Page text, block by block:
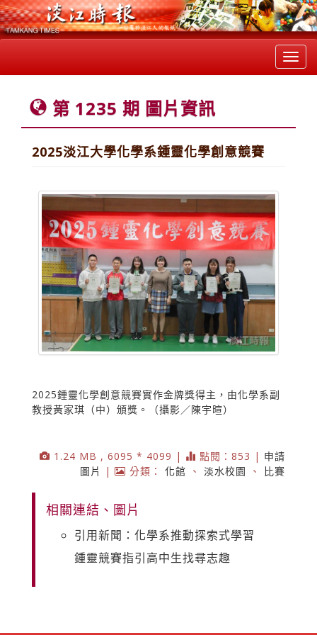
第 1235 期 圖片資訊
2025淡江大學化學系鍾靈化學創意競賽
2025鍾靈化學創意競賽實作金牌獎得主，由化學系副
教授黃家琪（中）頒獎。（攝影／陳宇暄）
1.24 MB , 6095 * 4099 | 點閱：853 | 申請
圖片
| 分類： 化館 、 淡水校園 、 比賽
相關連結、圖片
引用新聞：化學系推動探索式學習
鍾靈競賽指引高中生找尋志趣